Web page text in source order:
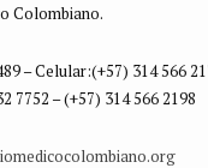
Colombiano.
– Celular:(+57) 314 566
7752 – (+57) 314 566 2198